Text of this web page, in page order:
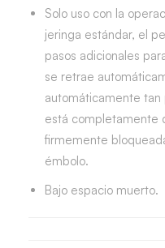
Solo uso con la
jeringa estándar, el
pasos adicionales
se retrae
automáticamente
está completamente
firmemente
émbolo.
Bajo espacio muerto.